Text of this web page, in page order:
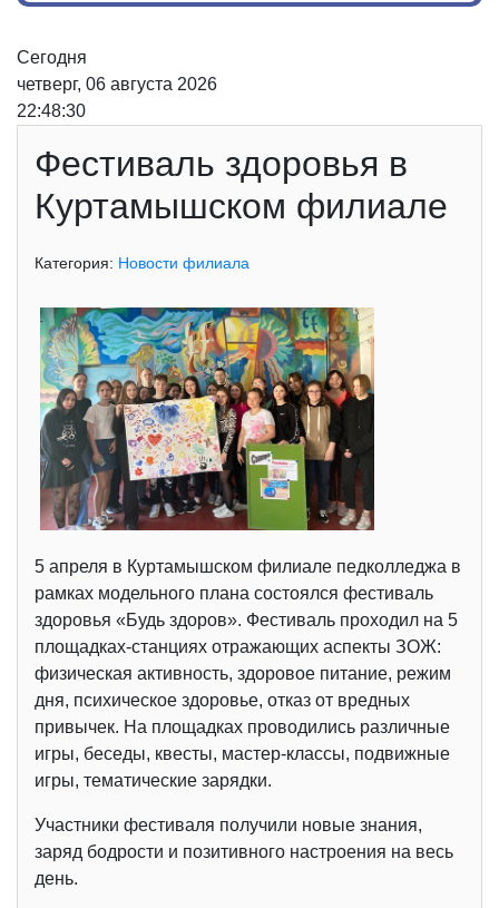
Сегодня
четверг, 06 августа 2026
22:48:30
Фестиваль здоровья в
Куртамышском филиале
Категория: Новости филиала
5 апреля в Куртамышском филиале педколледжа в
рамках модельного плана состоялся фестиваль
здоровья «Будь здоров». Фестиваль проходил на 5
площадках-станциях отражающих аспекты ЗОЖ:
физическая активность, здоровое питание, режим
дня, психическое здоровье, отказ от вредных
привычек. На площадках проводились различные
игры, беседы, квесты, мастер-классы, подвижные
игры, тематические зарядки.
Участники фестиваля получили новые знания,
заряд бодрости и позитивного настроения на весь
день.